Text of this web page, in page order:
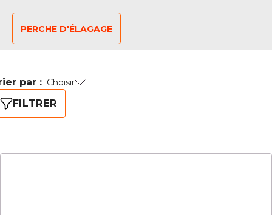
PERCHE D'ÉLAGAGE
par : Choisir
FILTRER